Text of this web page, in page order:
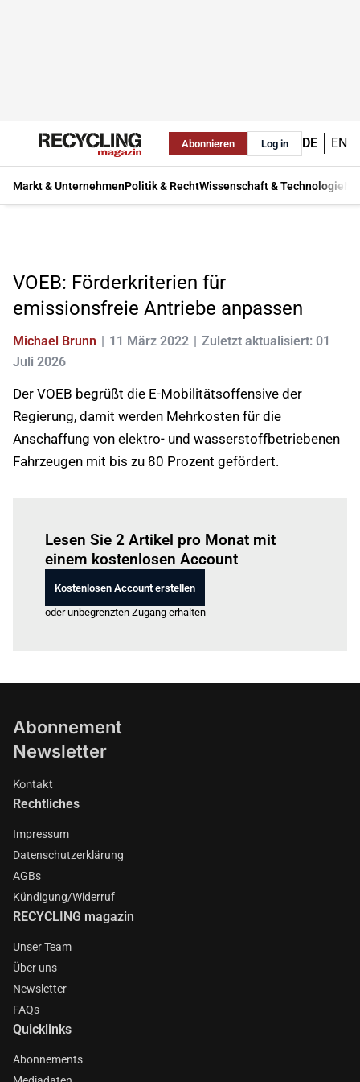
Abonnieren Log in DE EN
Markt & UnternehmenPolitik & RechtWissenschaft & Technologie
VOEB: Förderkriterien für
emissionsfreie Antriebe anpassen
Michael Brunn 11 März 2022
Zuletzt aktualisiert: 01
Juli 2026
Der VOEB begrüßt die E-Mobilitätsoffensive der
Regierung, damit werden Mehrkosten für die
Anschaffung von elektro- und wasserstoffbetriebenen
Fahrzeugen mit bis zu 80 Prozent gefördert.
Lesen Sie 2 Artikel pro Monat mit
einem kostenlosen Account
Kostenlosen Account erstellen
oder unbegrenzten Zugang erhalten
Abonnement
Newsletter
Kontakt
Rechtliches
Impressum
Datenschutzerklärung
AGBs
Kündigung/Widerruf
RECYCLING magazin
Unser Team
Über uns
Newsletter
FAQs
Quicklinks
Abonnements